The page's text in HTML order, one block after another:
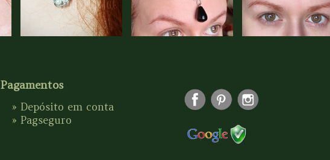
Pagamentos
» Depósito em conta
» Pagseguro